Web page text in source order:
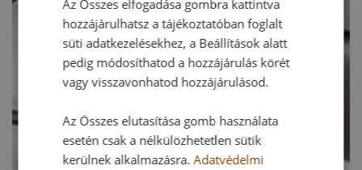
Az Összes elfogadása gombra kattintva
hozzájárulhatsz a tájékoztatóban foglalt
süti adatkezelésekhez, a Beállítások alatt
pedig módosíthatod a hozzájárulás körét
vagy visszavonhatod hozzájárulásod.
Az Összes elutasítása gomb használata
esetén csak a nélkülözhetetlen sütik
kerülnek alkalmazásra.Adatvédelmi